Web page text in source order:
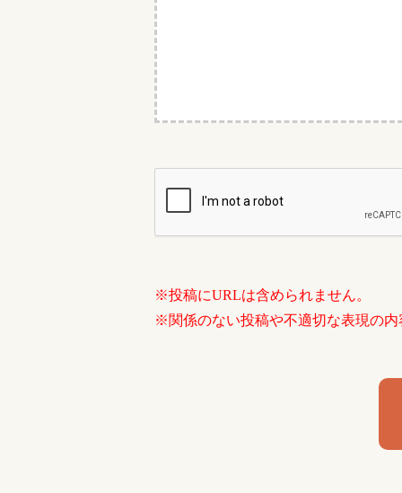
※投稿にURLは含められません。
※関係のない投稿や不適切な表現の